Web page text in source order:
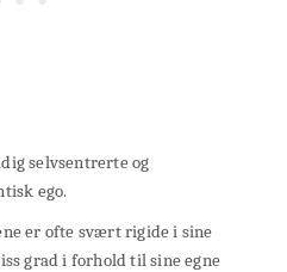
selvsentrerte og
ego.
er ofte svært rigide i sine
grad i forhold til sine egne